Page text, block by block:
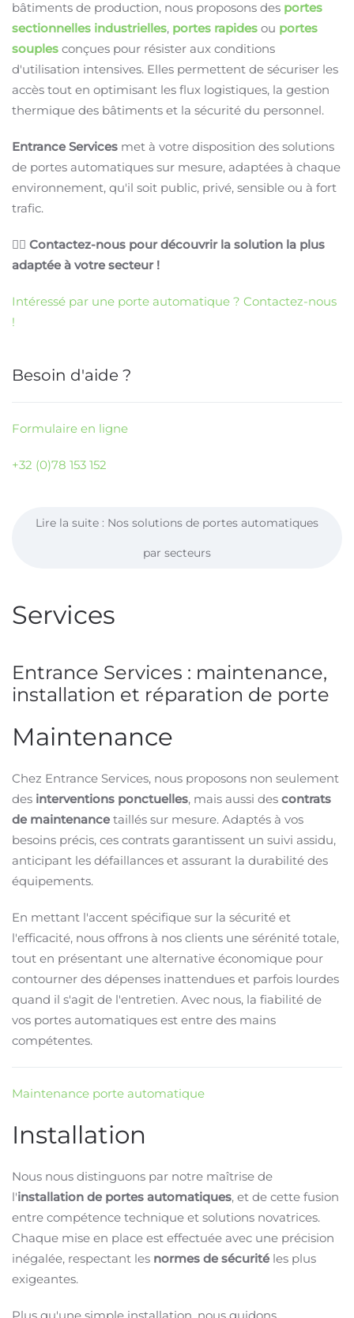
bâtiments de production, nous proposons des portes
sectionnelles industrielles, portes rapides ou portes
souples conçues pour résister aux conditions
d'utilisation intensives. Elles permettent de sécuriser les
accès tout en optimisant les flux logistiques, la gestion
thermique des bâtiments et la sécurité du personnel.
Entrance Services met à votre disposition des solutions
de portes automatiques sur mesure, adaptées à chaque
environnement, qu'il soit public, privé, sensible ou à fort
trafic.
👉🏻 Contactez-nous pour découvrir la solution la plus
adaptée à votre secteur !
Intéressé par une porte automatique ? Contactez-nous
!
Besoin d'aide ?
Formulaire en ligne
+32 (0)78 153 152
Lire la suite : Nos solutions de portes automatiques
par secteurs
Services
Entrance Services : maintenance,
installation et réparation de porte
Maintenance
Chez Entrance Services, nous proposons non seulement
des interventions ponctuelles, mais aussi des contrats
de maintenance taillés sur mesure. Adaptés à vos
besoins précis, ces contrats garantissent un suivi assidu,
anticipant les défaillances et assurant la durabilité des
équipements.
En mettant l'accent spécifique sur la sécurité et
l'efficacité, nous offrons à nos clients une sérénité totale,
tout en présentant une alternative économique pour
contourner des dépenses inattendues et parfois lourdes
quand il s'agit de l'entretien. Avec nous, la fiabilité de
vos portes automatiques est entre des mains
compétentes.
Maintenance porte automatique
Installation
Nous nous distinguons par notre maîtrise de
l'installation de portes automatiques, et de cette fusion
entre compétence technique et solutions novatrices.
Chaque mise en place est effectuée avec une précision
inégalée, respectant les normes de sécurité les plus
exigeantes.
Plus qu'une simple installation, nous guidons